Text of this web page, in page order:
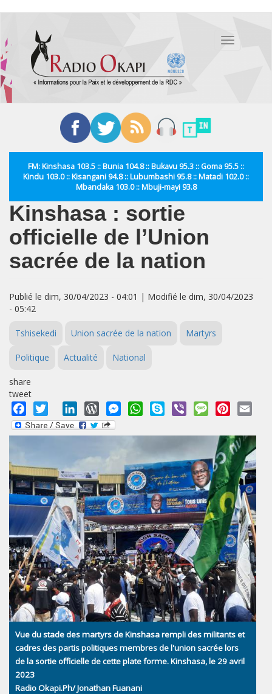
contenu
principal
Toggle
FM: Kinshasa 103.5 :: Bunia 104.8 :: Bukavu 95.3 :: Goma 95.5 ::
Kindu 103.0 :: Kisangani 94.8 :: Lubumbashi 95.8 :: Matadi 102.0 ::
Mbandaka 103.0 :: Mbuji-mayi 93.8
Kinshasa : sortie
officielle de l’Union
sacrée de la nation
Publié le dim, 30/04/2023 - 04:01 | Modifié le dim, 30/04/2023
- 05:42
Tshisekedi Union sacrée de la nation Martyrs
Politique Actualité National
share
tweet
Facebook
Twitter LinkedInWordPressMessengerWhatsApp
Skype Viber MessagePinterest
Vue du stade des martyrs de Kinshasa rempli des militants et
cadres des partis politiques membres de l'union sacrée lors
de la sortie officielle de cette plate forme. Kinshasa, le 29 avril
2023
Radio Okapi.Ph/ Jonathan Fuanani